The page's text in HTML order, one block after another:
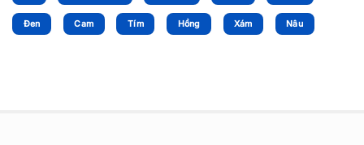
Đen Cam Tím Hồng Xám Nâu